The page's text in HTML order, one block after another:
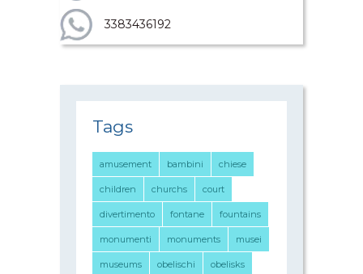
3383436192
Tags
amusement bambini chiese
children churchs court
divertimento fontane fountains
monumenti monuments musei
museums obelischi obelisks